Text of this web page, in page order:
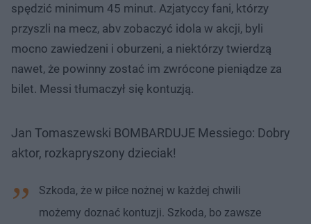
spędzić minimum 45 minut. Azjatyccy fani, którzy
przyszli na mecz, abv zobaczyć idola w akcji, byli
mocno zawiedzeni i oburzeni, a niektórzy twierdzą
nawet, że powinny zostać im zwrócone pieniądze za
bilet. Messi tłumaczył się kontuzją.
Jan Tomaszewski BOMBARDUJE Messiego: Dobry
aktor, rozkapryszony dzieciak!
Szkoda, że w piłce nożnej w każdej chwili
możemy doznać kontuzji. Szkoda, bo zawsze